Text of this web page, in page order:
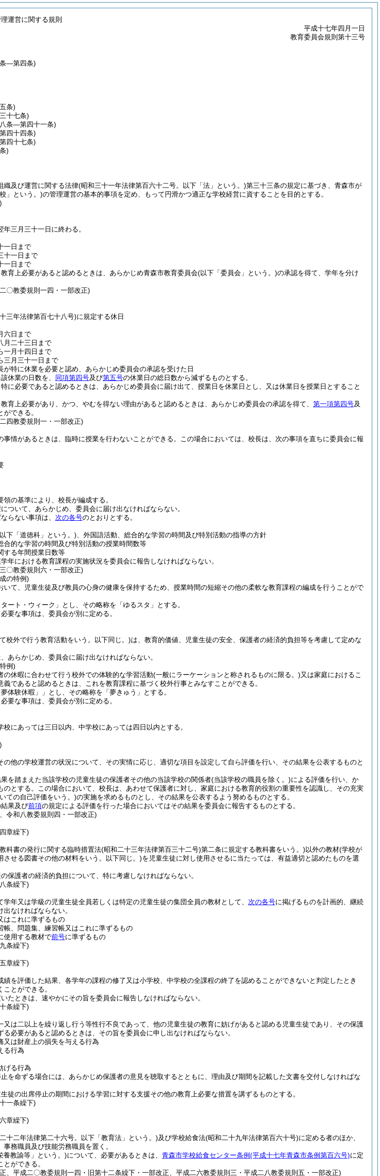
運営に関する規則
平成十七年四月一日
教育委員会規則第十三号
―第四条)
条)
十七条)
条―第四十一条)
四十四条)
四十七条)
)
織及び運営に関する法律(昭和三十一年法律第百六十二号。以下「法」という。)第三十三条の規定に基づき、青森市が
」という。)の管理運営の基本的事項を定め、もって円滑かつ適正な学校経営に資することを目的とする。
三月三十一日に終わる。
一日まで
十一日まで
一日まで
育上必要があると認めるときは、あらかじめ青森市教育委員会(以下「委員会」という。)の承認を得て、学年を分け
〇教委規則一四・一部改正)
三年法律第百七十八号)に規定する休日
六日まで
月二十三日まで
月十四日まで
月三十一日まで
が特に休業を必要と認め、あらかじめ委員会の承認を受けた日
休業の日数を、 同項第四号及び第五号の休業日の総日数から減ずるものとする。
に必要であると認めるときは、あらかじめ委員会に届け出て、授業日を休業日とし、又は休業日を授業日とすること
育上必要があり、かつ、やむを得ない理由があると認めるときは、あらかじめ委員会の承認を得て、 第一項第四号及
できる。
四教委規則一・一部改正)
情があるときは、臨時に授業を行わないことができる。
この場合においては、校長は、次の事項を直ちに委員会に報
の基準により、校長が編成する。
ついて、あらかじめ、委員会に届け出なければならない。
らない事項は、 次の各号のとおりとする。
下「道徳科」という。) 、外国語活動、総合的な学習の時間及び特別活動の指導の方針
合的な学習の時間及び特別活動の授業時間数等
する年間授業日数等
年における教育課程の実施状況を委員会に報告しなければならない。
〇教委規則六・一部改正)
の特例)
いて、児童生徒及び教員の心身の健康を保持するため、授業時間の短縮その他の柔軟な教育課程の編成を行うことがで
ート・ウィーク」とし、その略称を「ゆるスタ」とする。
要な事項は、委員会が別に定める。
校外で行う教育活動をいう。以下同じ。)は、教育的価値、児童生徒の安全、保護者の経済的負担等を考慮して定めな
あらかじめ、委員会に届け出なければならない。
例)
の休暇に合わせて行う校外での体験的な学習活動(一般にラーケーションと称されるものに限る。)又は家庭におけるこ
であると認めるときは、これを教育課程に基づく校外行事とみなすことができる。
体験休暇」」とし、その略称を「夢きゅう」とする。
要な事項は、委員会が別に定める。
にあっては三日以内、中学校にあっては四日以内とする。
の他の学校運営の状況について、その実情に応じ、適切な項目を設定して自ら評価を行い、その結果を公表するものと
を踏まえた当該学校の児童生徒の保護者その他の当該学校の関係者(当該学校の職員を除く。)による評価を行い、か
とする。
この場合において、校長は、あわせて保護者に対し、家庭における教育的役割の重要性を認識し、その充実
ての自己評価をいう。)の実施を求めるものとし、その結果を公表するよう努めるものとする。
果及び前項の規定による評価を行った場合においてはその結果を委員会に報告するものとする。
令和八教委規則四・一部改正)
章繰下)
科書の発行に関する臨時措置法(昭和二十三年法律第百三十二号)第二条に規定する教科書をいう。)以外の教材(学校が
せる図書その他の材料をいう。以下同じ。)を児童生徒に対し使用させるに当たっては、有益適切と認めたものを選
保護者の経済的負担について、特に考慮しなければならない。
条繰下)
年又は学級の児童生徒全員若しくは特定の児童生徒の集団全員の教材として、 次の各号に掲げるものを計画的、継続
なければならない。
はこれに準ずるもの
帳、問題集、練習帳又はこれに準ずるもの
使用する教材で前号に準ずるもの
条繰下)
章繰下)
績を評価した結果、各学年の課程の修了又は小学校、中学校の全課程の終了を認めることができないと判定したとき
とができる。
たときは、速やかにその旨を委員会に報告しなければならない。
条繰下)
又は二以上を繰り返し行う等性行不良であって、他の児童生徒の教育に妨げがあると認める児童生徒であり、その保護
必要があると認めるときは、その旨を委員会に申し出なければならない。
又は財産上の損失を与える行為
る行為
げる行為
を命ずる場合には、あらかじめ保護者の意見を聴取するとともに、理由及び期間を記載した文書を交付しなければな
徒の出席停止の期間における学習に対する支援その他の教育上必要な措置を講ずるものとする。
一条繰下)
章繰下)
十二年法律第二十六号。以下「教育法」という。)及び学校給食法(昭和二十九年法律第百六十号)に定める者のほか、
務職員及び技能労務職員を置く。
養教諭等」という。)について、必要があるときは、 青森市学校給食センター条例(平成十七年青森市条例第百六号)に定
ができる。
、平成二〇教委規則一四・旧第十二条繰下・一部改正、平成二六教委規則三・平成二八教委規則五・一部改正)